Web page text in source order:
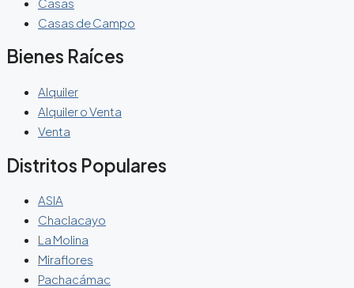
Casas de Campo
Bienes Raíces
Alquiler
Alquiler o Venta
Venta
Distritos Populares
ASIA
Chaclacayo
La Molina
Miraflores
Pachacámac